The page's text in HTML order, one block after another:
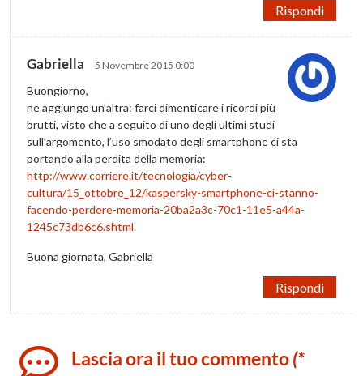
Rispondi
Gabriella 5 Novembre 2015 0:00
Buongiorno,
ne aggiungo un’altra: farci dimenticare i ricordi più
brutti, visto che a seguito di uno degli ultimi studi
sull’argomento, l’uso smodato degli smartphone ci sta
portando alla perdita della memoria:
http://www.corriere.it/tecnologia/cyber-
cultura/15_ottobre_12/kaspersky-smartphone-ci-stanno-
facendo-perdere-memoria-20ba2a3c-70c1-11e5-a44a-
1245c73db6c6.shtml.
Buona giornata, Gabriella
Rispondi
Lascia ora il tuo commento(*